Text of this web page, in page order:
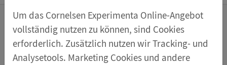
Um das Cornelsen Experimenta Online-Angebot
vollständig nutzen zu können, sind Cookies
erforderlich. Zusätzlich nutzen wir Tracking- und
Analysetools. Marketing Cookies und andere
Thermometer mit Metallskala, –
25/+50 °C